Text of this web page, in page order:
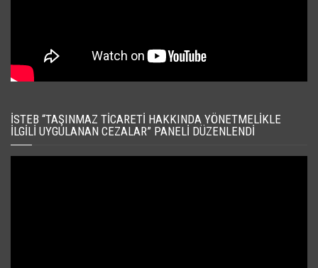
İSTEB “TAŞINMAZ TICARETI HAKKINDA YÖNETMELIKLE
İLGILI UYGULANAN CEZALAR” PANELI DÜZENLENDI